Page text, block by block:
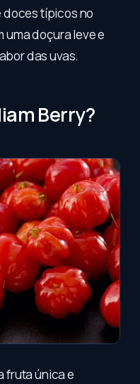
doces típicos no
uma doçura leve e
das uvas.
Berry?
fruta única e